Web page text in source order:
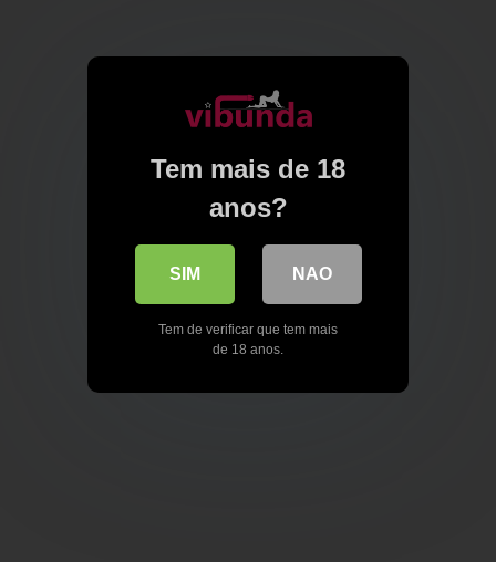
Tem mais de 18
anos?
SIM NAO
Tem de verificar que tem mais
de 18 anos.